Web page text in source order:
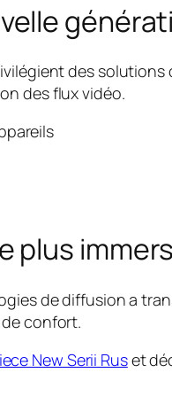
des solutions
des flux vidéo.
plus
de diffusion a
confort.
New Serii Ruset